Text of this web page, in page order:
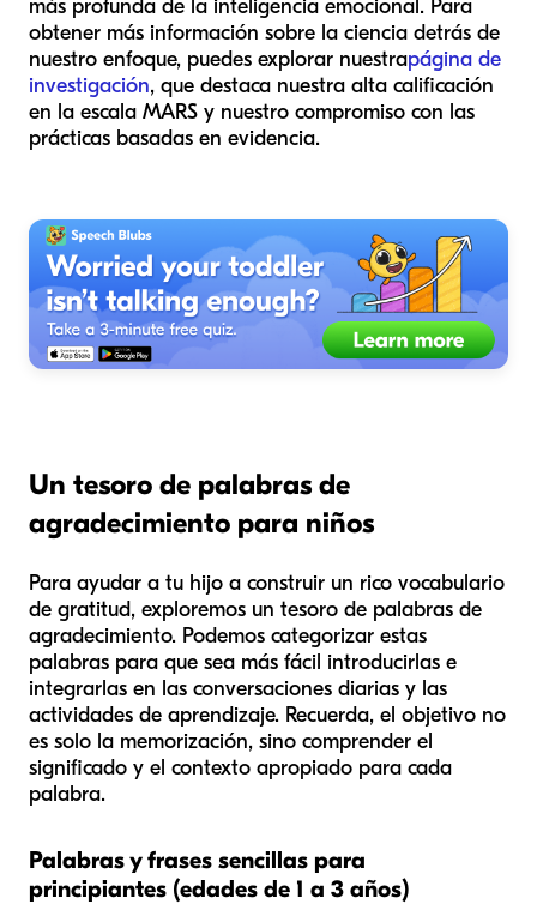
más profunda de la inteligencia emocional. Para
obtener más información sobre la ciencia detrás de
nuestro enfoque, puedes explorar nuestrapágina de
investigación, que destaca nuestra alta calificación
en la escala MARS y nuestro compromiso con las
prácticas basadas en evidencia.
Un tesoro de palabras de
agradecimiento para niños
Para ayudar a tu hijo a construir un rico vocabulario
de gratitud, exploremos un tesoro de palabras de
agradecimiento. Podemos categorizar estas
palabras para que sea más fácil introducirlas e
integrarlas en las conversaciones diarias y las
actividades de aprendizaje. Recuerda, el objetivo no
es solo la memorización, sino comprender el
significado y el contexto apropiado para cada
palabra.
Palabras y frases sencillas para
principiantes (edades de 1 a 3 años)